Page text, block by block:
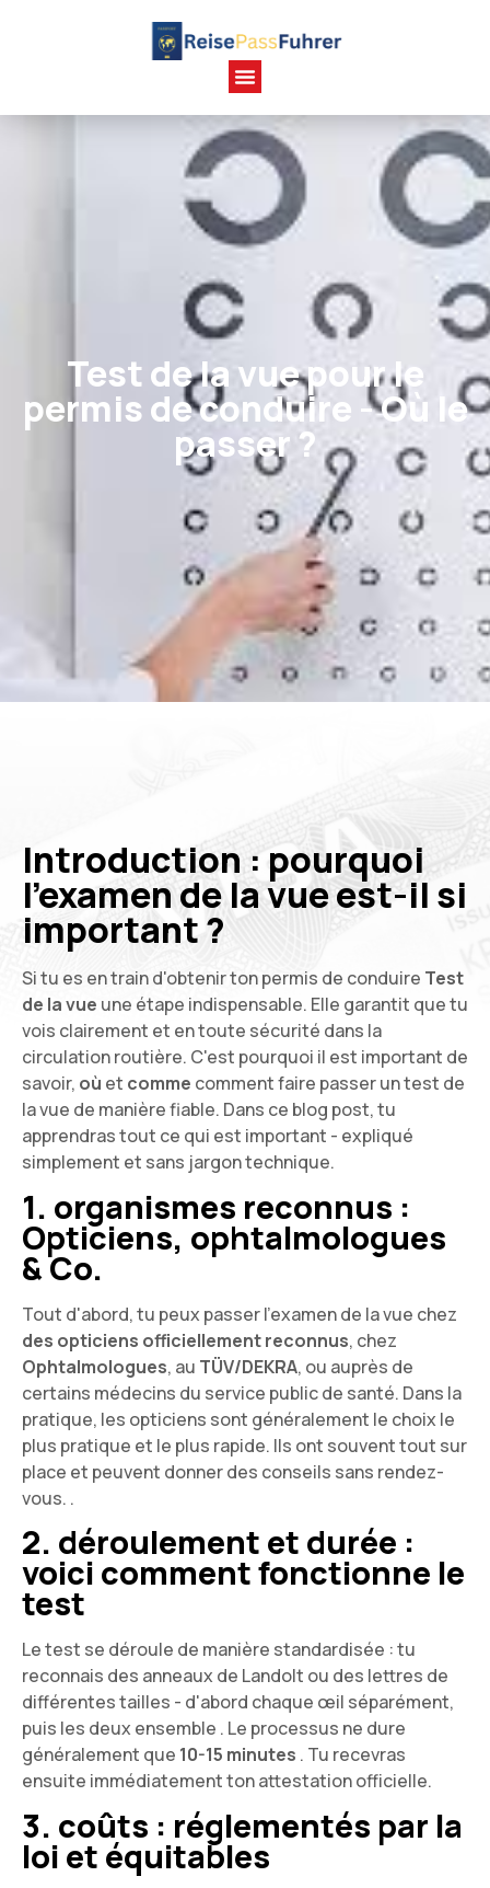
Test de la vue pour le
permis de conduire - Où le
passer ?
Introduction : pourquoi
l'examen de la vue est-il si
important ?
Si tu es en train d'obtenir ton permis de conduire Test
de la vue une étape indispensable. Elle garantit que tu
vois clairement et en toute sécurité dans la
circulation routière. C'est pourquoi il est important de
savoir, où et comme comment faire passer un test de
la vue de manière fiable. Dans ce blog post, tu
apprendras tout ce qui est important - expliqué
simplement et sans jargon technique.
1. organismes reconnus :
Opticiens, ophtalmologues
& Co.
Tout d'abord, tu peux passer l'examen de la vue chez
des opticiens officiellement reconnus, chez
Ophtalmologues, au TÜV/DEKRA, ou auprès de
certains médecins du service public de santé. Dans la
pratique, les opticiens sont généralement le choix le
plus pratique et le plus rapide. Ils ont souvent tout sur
place et peuvent donner des conseils sans rendez-
vous. .
2. déroulement et durée :
voici comment fonctionne le
test
Le test se déroule de manière standardisée : tu
reconnais des anneaux de Landolt ou des lettres de
différentes tailles - d'abord chaque œil séparément,
puis les deux ensemble . Le processus ne dure
généralement que 10-15 minutes . Tu recevras
ensuite immédiatement ton attestation officielle.
3. coûts : réglementés par la
loi et équitables